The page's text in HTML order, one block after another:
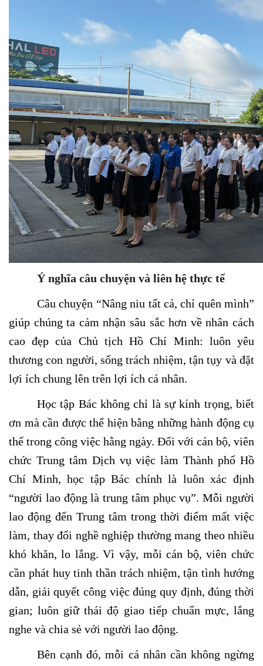
Ý nghĩa câu chuyện và liên hệ thực tế
Câu chuyện “Nâng niu tất cả, chỉ quên mình”
giúp chúng ta cảm nhận sâu sắc hơn về nhân cách
cao đẹp của Chủ tịch Hồ Chí Minh: luôn yêu
thương con người, sống trách nhiệm, tận tụy và đặt
lợi ích chung lên trên lợi ích cá nhân.
Học tập Bác không chỉ là sự kính trọng, biết
ơn mà cần được thể hiện bằng những hành động cụ
thể trong công việc hằng ngày. Đối với cán bộ, viên
chức Trung tâm Dịch vụ việc làm Thành phố Hồ
Chí Minh, học tập Bác chính là luôn xác định
“người lao động là trung tâm phục vụ”. Mỗi người
lao động đến Trung tâm trong thời điểm mất việc
làm, thay đổi nghề nghiệp thường mang theo nhiều
khó khăn, lo lắng. Vì vậy, mỗi cán bộ, viên chức
cần phát huy tinh thần trách nhiệm, tận tình hướng
dẫn, giải quyết công việc đúng quy định, đúng thời
gian; luôn giữ thái độ giao tiếp chuẩn mực, lắng
nghe và chia sẻ với người lao động.
Bên cạnh đó, mỗi cá nhân cần không ngừng